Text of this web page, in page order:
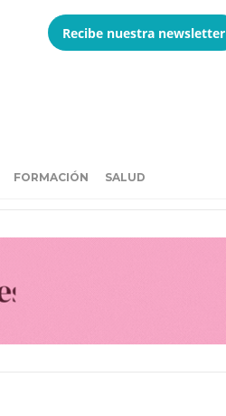
Recibe nuestra newsletter
FORMACIÓN SALUD